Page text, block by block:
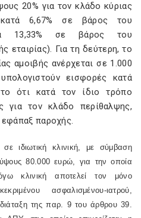
20% για τον κλάδο κύριας
κατά 6,67% σε βάρος του
13,33% σε βάρος του
εταιρίας). Για τη δεύτερη, το
αμοιβής ανέρχεται σε 1.000
εισφορές κατά
ότι κατά τον ίδιο τρόπο
για τον κλάδο περίθαλψης,
εφάπαξ παροχής.
ιδιωτική κλινική, με σύμβαση
ύψους 80.000 ευρώ, για την οποία
κλινική αποτελεί τον μόνο
ασφαλισμένου-ιατρού,
της παρ. 9 του άρθρου 39.